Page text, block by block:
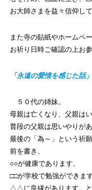
お大師さまを益々信仰し
また寺の貼紙やホームペ
お祈り日時ご確認の上お参
「永遠の愛情を感じた話」
５０代の姉妹。
母親は亡くなり、父親は
普段の父親は思いやりが
最後の「為～」という祈
前を書き、
○○が健康であります、
□□が学校で勉強ができます
△△に良縁があります、と